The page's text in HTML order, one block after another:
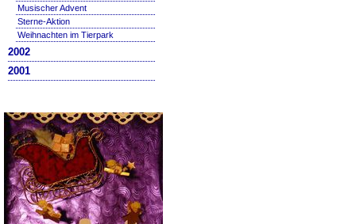
Musischer Advent
Sterne-Aktion
Weihnachten im Tierpark
2002
2001